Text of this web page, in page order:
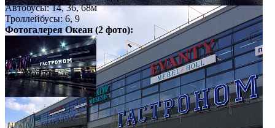
Автобусы: 14, 36, 68м
Троллейбусы: 6, 9
ФотогалереяОкеан (2 фото):